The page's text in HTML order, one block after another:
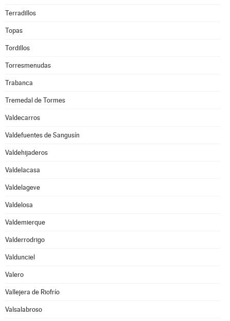
Terradillos
Topas
Tordillos
Torresmenudas
Trabanca
Tremedal de Tormes
Valdecarros
Valdefuentes de Sangusín
Valdehijaderos
Valdelacasa
Valdelageve
Valdelosa
Valdemierque
Valderrodrigo
Valdunciel
Valero
Vallejera de Riofrío
Valsalabroso